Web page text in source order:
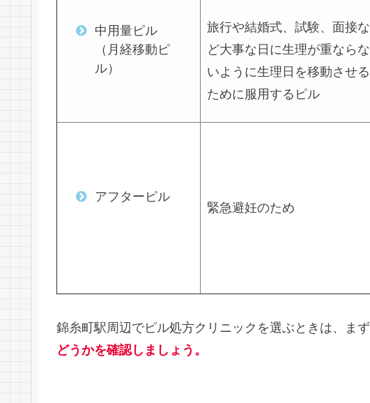
中用量ピル
（月経移動ピ
ル）
旅行や結婚式、試験、面接な
ど大事な日に生理が重ならな
いように生理日を移動させる
ために服用するピル
アフターピル
緊急避妊のため
錦糸町駅周辺でピル処方クリニックを選ぶときは、まず
どうかを確認しましょう。